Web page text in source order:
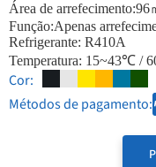
Área de arrefecimento:96
Função:Apenas
Refrigerante: R410A
Temperatura: 15~43℃ /
Cor:
Métodos de pagamento: